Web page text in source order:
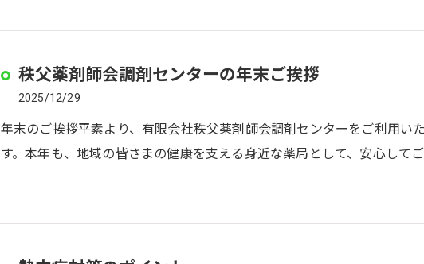
秩父薬剤師会調剤センターの年末ご挨拶
2025/12/29
年末のご挨拶平素より、有限会社秩父薬剤師会調剤センターをご利用い
す。本年も、地域の皆さまの健康を支える身近な薬局として、安心して